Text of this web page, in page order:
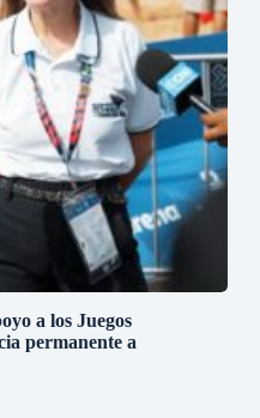
a los Juegos
permanente a